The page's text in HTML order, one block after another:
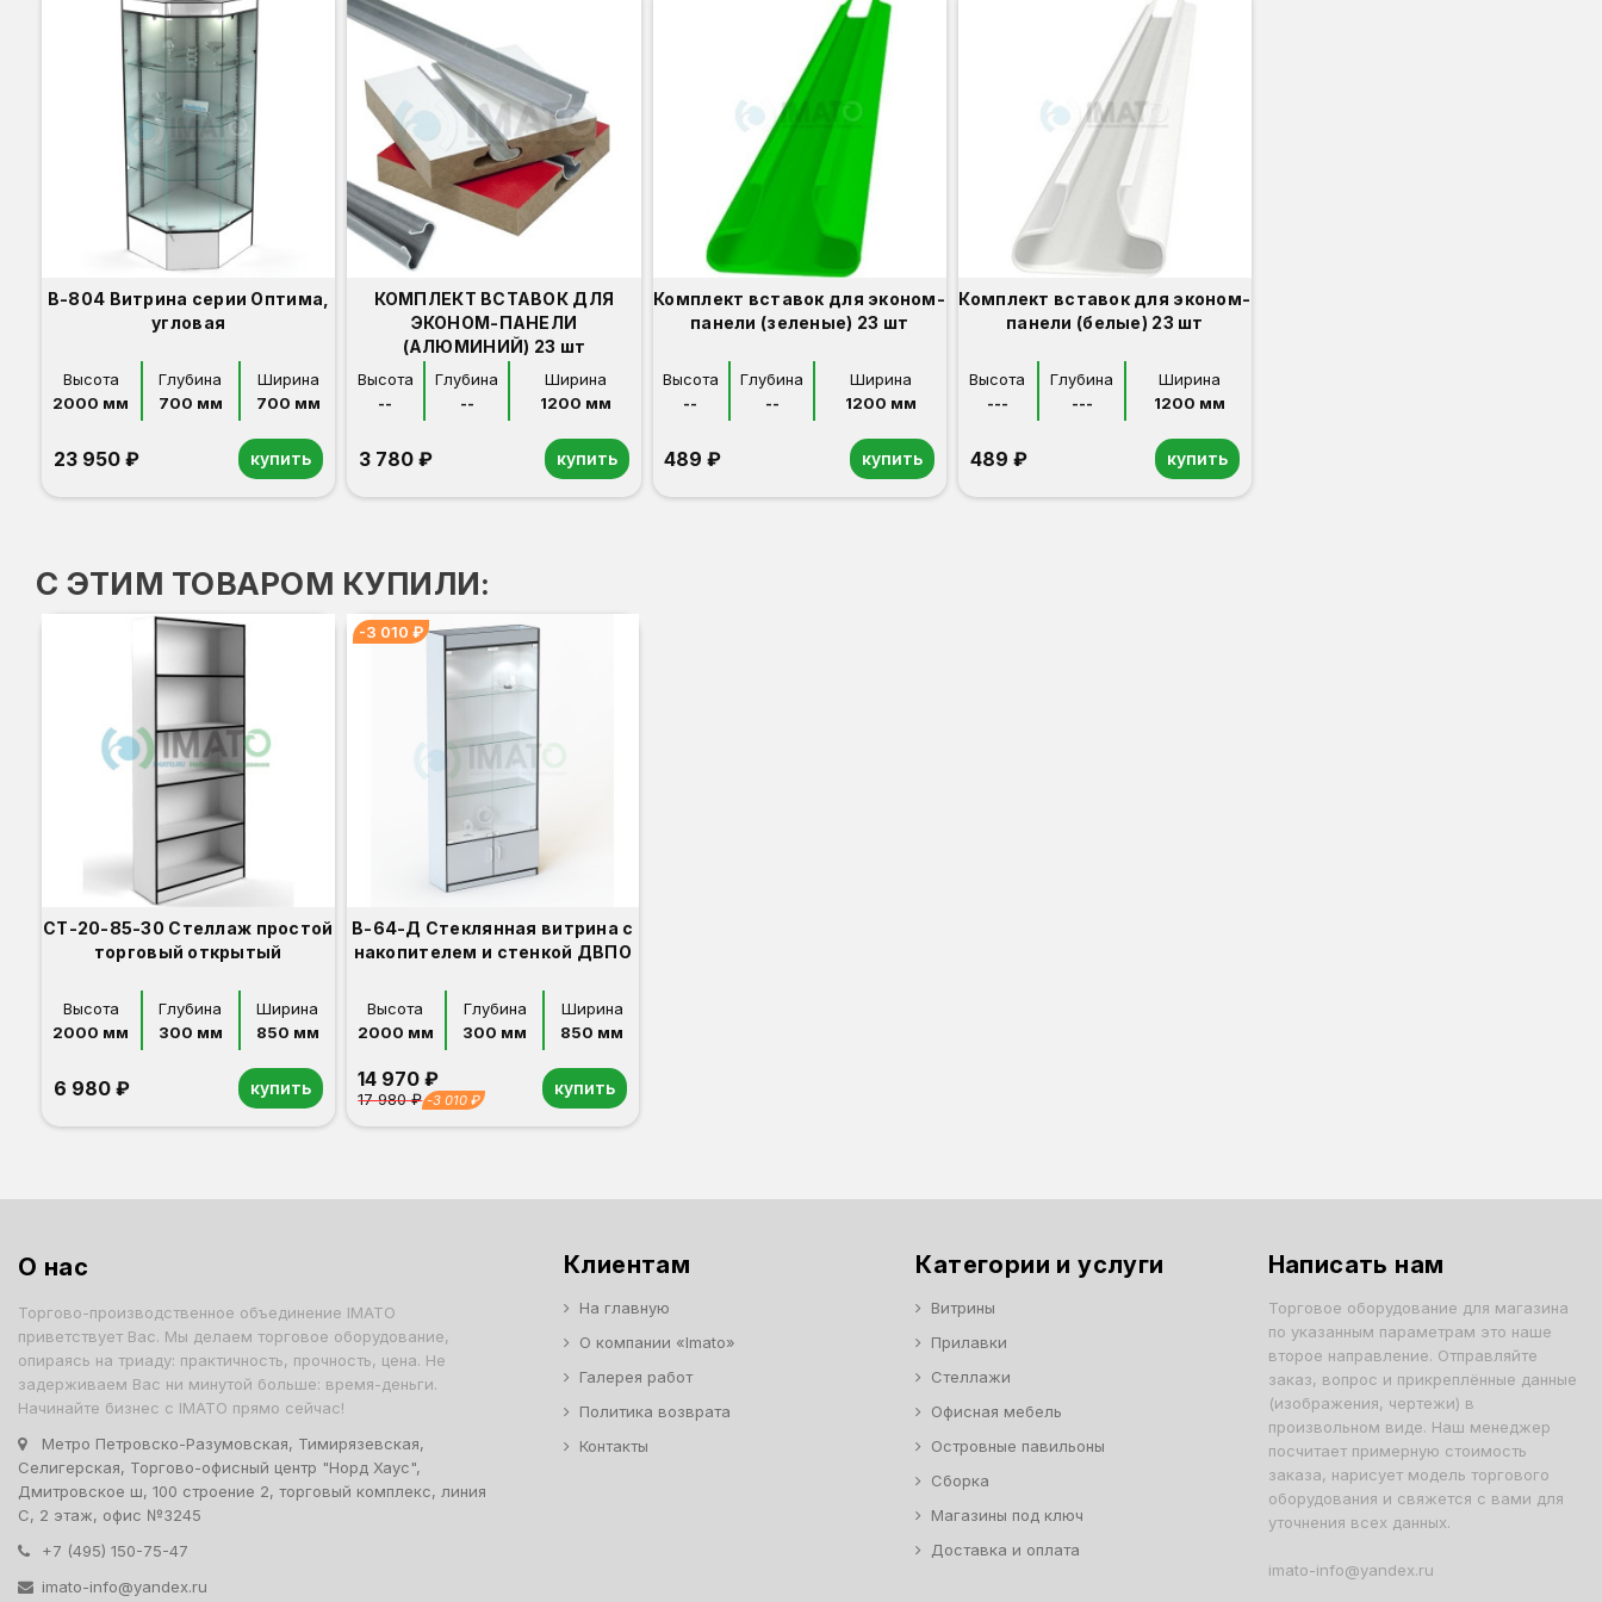
В-804 Витрина серии Оптима,
угловая
Высота
2000 мм
Глубина
700 мм
Ширина
700 мм
23 950 ₽ купить
КОМПЛЕКТ ВСТАВОК ДЛЯ
ЭКОНОМ-ПАНЕЛИ
(АЛЮМИНИЙ) 23 шт
Высота
--
Глубина
--
Ширина
1200 мм
3 780 ₽ купить
Комплект вставок для эконом-
панели (зеленые) 23 шт
Высота
--
Глубина
--
Ширина
1200 мм
489 ₽ купить
Комплект вставок для эконом-
панели (белые) 23 шт
Высота
---
Глубина
---
Ширина
1200 мм
489 ₽ купить
С ЭТИМ ТОВАРОМ КУПИЛИ:
СТ-20-85-30 Стеллаж простой
торговый открытый
Высота
2000 мм
Глубина
300 мм
Ширина
850 мм
6 980 ₽ купить
-3 010 ₽
В-64-Д Стеклянная витрина с
накопителем и стенкой ДВПО
Высота
2000 мм
Глубина
300 мм
Ширина
850 мм
14 970 ₽
17 980 ₽ -3 010 ₽
купить
О нас
Торгово-производственное объединение IMATO
приветствует Вас. Мы делаем торговое оборудование,
опираясь на триаду: практичность, прочность, цена. Не
задерживаем Вас ни минутой больше: время-деньги.
Начинайте бизнес с IMATO прямо сейчас!
Метро Петровско-Разумовская, Тимирязевская,
Селигерская, Торгово-офисный центр "Норд Хаус",
Дмитровское ш, 100 строение 2, торговый комплекс, линия
С, 2 этаж, офис №3245
+7 (495) 150-75-47
imato-info@yandex.ru
Клиентам
На главную
О компании «Imato»
Галерея работ
Политика возврата
Контакты
Категории и услуги
Витрины
Прилавки
Стеллажи
Офисная мебель
Островные павильоны
Сборка
Магазины под ключ
Доставка и оплата
Написать нам
Торговое оборудование для магазина
по указанным параметрам это наше
второе направление. Отправляйте
заказ, вопрос и прикреплённые данные
(изображения, чертежи) в
произвольном виде. Наш менеджер
посчитает примерную стоимость
заказа, нарисует модель торгового
оборудования и свяжется с вами для
уточнения всех данных.
imato-info@yandex.ru